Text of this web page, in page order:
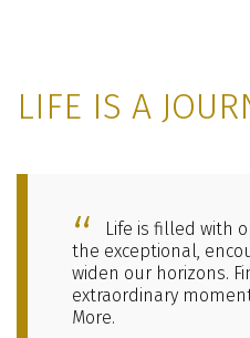
LIFE IS A
Life is filled with
the exceptional,
widen our horizons.
extraordinary
More.